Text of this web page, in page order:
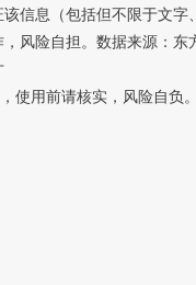
息（包括但不限于文字
风险自担。数据来源：东
用前请核实，风险自负。